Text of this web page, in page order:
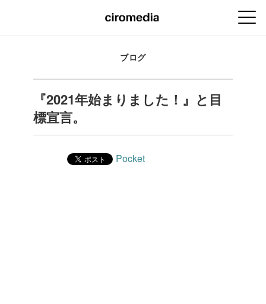
ブログ
『2021年始まりました！』と目
標宣言。
Pocket